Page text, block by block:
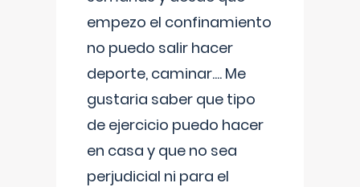
empezo el confinamiento
no puedo salir hacer
deporte, caminar.... Me
gustaria saber que tipo
de ejercicio puedo hacer
en casa y que no sea
perjudicial ni para el